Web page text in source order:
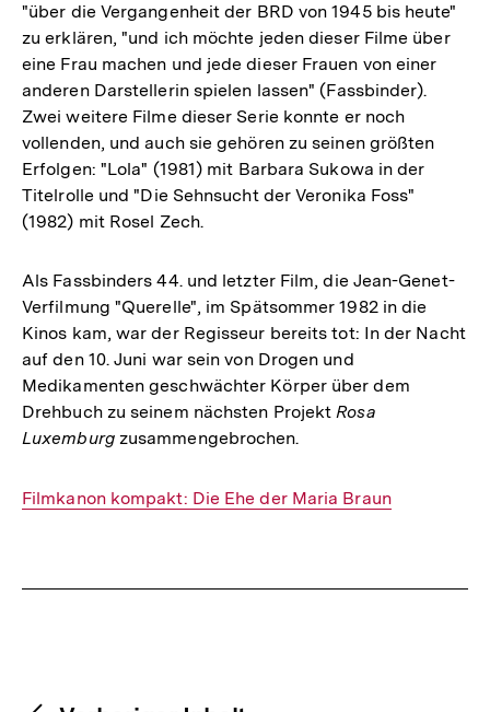
"über die Vergangenheit der BRD von 1945 bis heute"
zu erklären, "und ich möchte jeden dieser Filme über
eine Frau machen und jede dieser Frauen von einer
anderen Darstellerin spielen lassen" (Fassbinder).
Zwei weitere Filme dieser Serie konnte er noch
vollenden, und auch sie gehören zu seinen größten
Erfolgen: "Lola" (1981) mit Barbara Sukowa in der
Titelrolle und "Die Sehnsucht der Veronika Foss"
(1982) mit Rosel Zech.
Als Fassbinders 44. und letzter Film, die Jean-Genet-
Verfilmung "Querelle", im Spätsommer 1982 in die
Kinos kam, war der Regisseur bereits tot: In der Nacht
auf den 10. Juni war sein von Drogen und
Medikamenten geschwächter Körper über dem
Drehbuch zu seinem nächsten ProjektRosa
Luxemburgzusammengebrochen.
Interner
Filmkanon kompakt: Die Ehe der Maria Braun